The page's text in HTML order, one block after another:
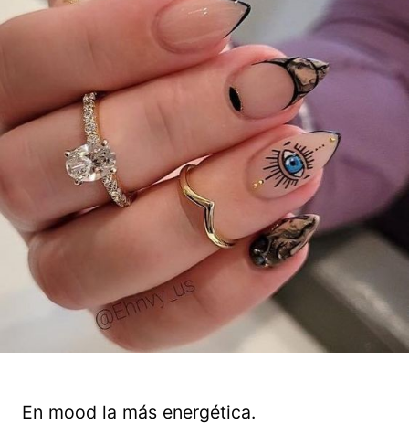
En mood la más energética.